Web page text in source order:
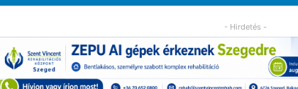
- Hirdetés -